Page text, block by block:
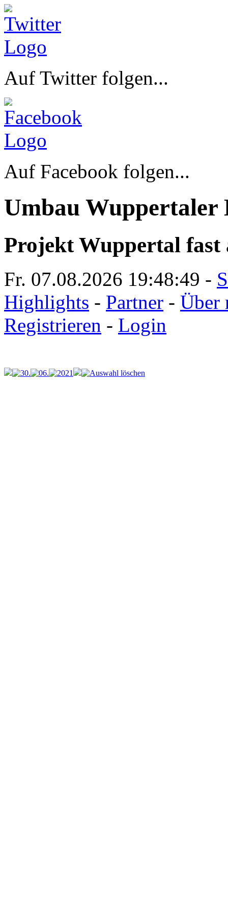
Auf Twitter folgen...
Auf Facebook folgen...
Umbau Wuppertaler
Projekt Wuppertal fast
Fr. 07.08.2026 19:48:49 -
Highlights - Partner - Über
Registrieren - Login